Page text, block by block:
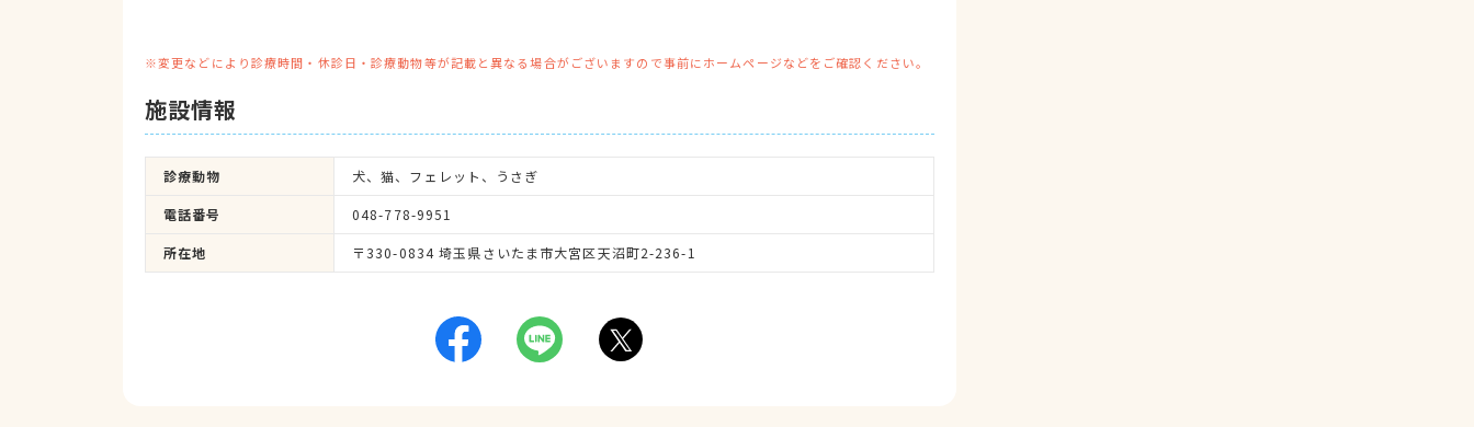
※変更などにより診療時間・休診日・診療動物等が記載と異なる場合がございますので事前にホームページなどをご確認ください。
施設情報
診療動物 犬、猫、フェレット、うさぎ
電話番号 048-778-9951
所在地 〒330-0834 埼玉県さいたま市大宮区天沼町2-236-1